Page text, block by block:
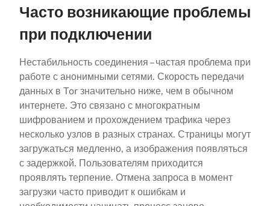
Часто возникающие проблемы
при подключении
Нестабильность соединения – частая проблема при
работе с анонимными сетями. Скорость передачи
данных в Tor значительно ниже, чем в обычном
интернете. Это связано с многократным
шифрованием и прохождением трафика через
несколько узлов в разных странах. Страницы могут
загружаться медленно, а изображения появляться
с задержкой. Пользователям приходится
проявлять терпение. Отмена запроса в момент
загрузки часто приводит к ошибкам и